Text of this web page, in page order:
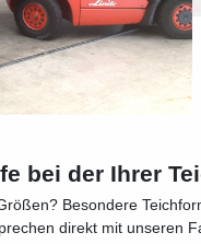
bei der Ihrer
Besondere
direkt mit unseren